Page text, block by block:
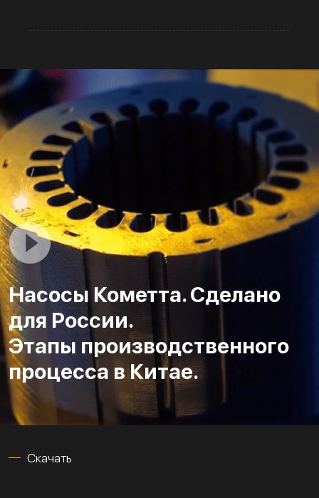
Насосы Кометта. Сделано
для России.
Этапы производственного
процесса в Китае.
Скачать